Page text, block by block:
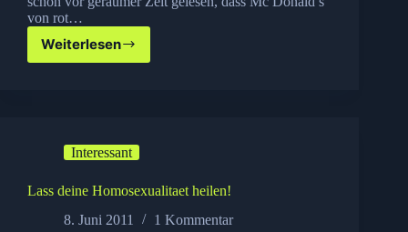
von rot…
WeiterlesenMcDonald’s
wird
Interessant
Lass deine Homosexualitaet heilen!
8. Juni 2011
1 Kommentar